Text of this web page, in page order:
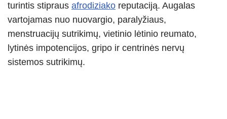
turintis stipraus afrodiziako reputaciją. Augalas
vartojamas nuo nuovargio, paralyžiaus,
menstruacijų sutrikimų, vietinio lėtinio reumato,
lytinės impotencijos, gripo ir centrinės nervų
sistemos sutrikimų.